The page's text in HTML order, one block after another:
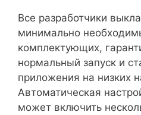
Все разработчики
минимально
комплектующих,
нормальный запуск и
приложения на низких
Автоматическая
может включить